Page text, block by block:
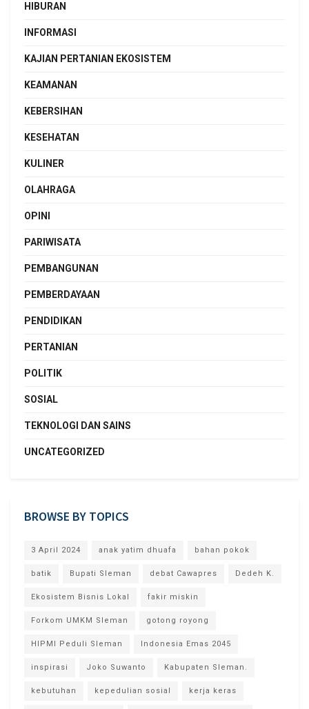
HIBURAN
INFORMASI
KAJIAN PERTANIAN EKOSISTEM
KEAMANAN
KEBERSIHAN
KESEHATAN
KULINER
OLAHRAGA
OPINI
PARIWISATA
PEMBANGUNAN
PEMBERDAYAAN
PENDIDIKAN
PERTANIAN
POLITIK
SOSIAL
TEKNOLOGI DAN SAINS
UNCATEGORIZED
BROWSE BY TOPICS
3 April 2024 anak yatim dhuafa bahan pokok
batik Bupati Sleman debat Cawapres Dedeh K.
Ekosistem Bisnis Lokal fakir miskin
Forkom UMKM Sleman gotong royong
HIPMI Peduli Sleman Indonesia Emas 2045
inspirasi Joko Suwanto Kabupaten Sleman.
kebutuhan kepedulian sosial kerja keras